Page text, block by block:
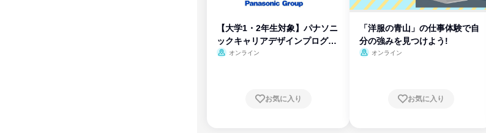
【大学1・2年生対象】パナソニ
ックキャリアデザインプログラ
ム
オンライン
お気に入り
「洋服の青山」の仕事体験で自
分の強みを見つけよう!
オンライン
お気に入り